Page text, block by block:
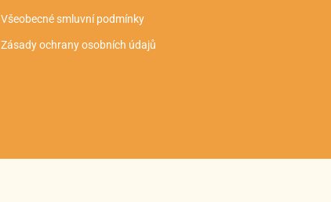
Všeobecné smluvní podmínky
Zásady ochrany osobních údajů